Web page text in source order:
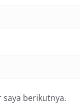
berikutnya.